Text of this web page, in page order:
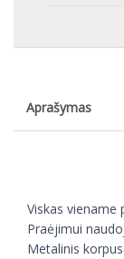
Aprašymas
Viskas viename
Praėjimui
Metalinis